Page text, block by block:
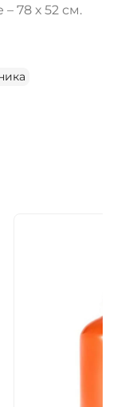
78 х 52 см.